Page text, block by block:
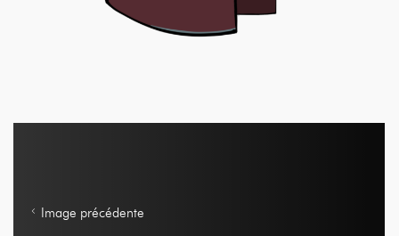
Image précédente